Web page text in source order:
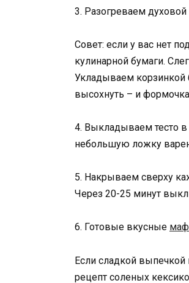
3. Разогреваем
Совет: если у вас нет
кулинарной бумаги.
Укладываем корзинкой
высохнуть – и
4. Выкладываем тесто
небольшую ложку
5. Накрываем сверху
Через 20-25 минут
6. Готовые вкусные
Если сладкой
рецепт соленых